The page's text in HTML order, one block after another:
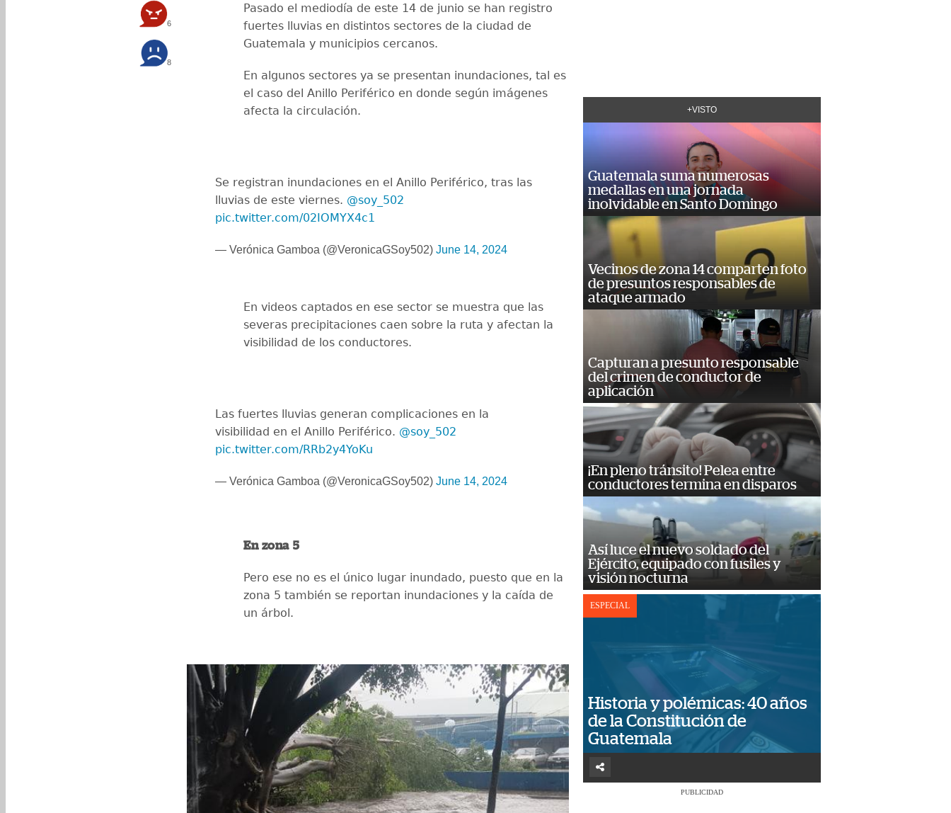
6
8
Pasado el mediodía de este 14 de junio se han registro
fuertes lluvias en distintos sectores de la ciudad de
Guatemala y municipios cercanos.
En algunos sectores ya se presentan inundaciones, tal es
el caso del Anillo Periférico en donde según imágenes
afecta la circulación.
Se registran inundaciones en el Anillo Periférico, tras las
lluvias de este viernes. @soy_502
pic.twitter.com/02IOMYX4c1
— Verónica Gamboa (@VeronicaGSoy502) June 14, 2024
En videos captados en ese sector se muestra que las
severas precipitaciones caen sobre la ruta y afectan la
visibilidad de los conductores.
Las fuertes lluvias generan complicaciones en la
visibilidad en el Anillo Periférico. @soy_502
pic.twitter.com/RRb2y4YoKu
— Verónica Gamboa (@VeronicaGSoy502) June 14, 2024
En zona 5
Pero ese no es el único lugar inundado, puesto que en la
zona 5 también se reportan inundaciones y la caída de
un árbol.
+VISTO
Guatemala suma numerosas
medallas en una jornada
inolvidable en Santo Domingo
Vecinos de zona 14 comparten foto
de presuntos responsables de
ataque armado
Capturan a presunto responsable
del crimen de conductor de
aplicación
¡En pleno tránsito! Pelea entre
conductores termina en disparos
Así luce el nuevo soldado del
Ejército, equipado con fusiles y
visión nocturna
ESPECIAL
Historia y polémicas: 40 años
de la Constitución de
Guatemala
PUBLICIDAD